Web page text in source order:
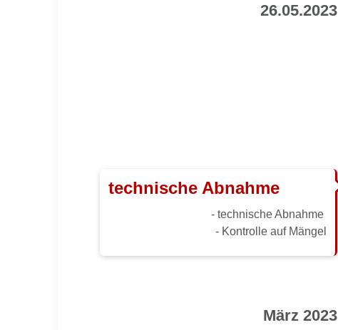
26.05.2023
technische Abnahme
- technische Abnahme
- Kontrolle auf Mängel
März 2023